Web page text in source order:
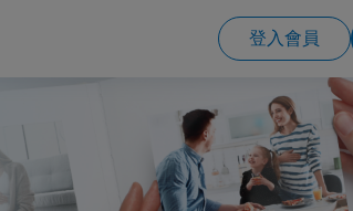
登入會員